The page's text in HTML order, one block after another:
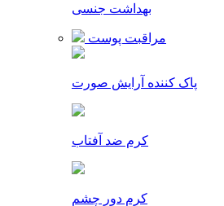
بهداشت جنسی
مراقبت پوست
پاک کننده آرایش صورت
کرم ضد آفتاب
کرم دور چشم